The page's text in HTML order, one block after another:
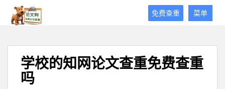
菜单
免费查重
学校的知网论文查重免费查重
吗